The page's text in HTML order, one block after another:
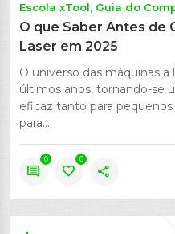
Escola xTool Guia do
O que Saber Antes de
Laser em 2025
O universo das máquinas
últimos anos, tornando-se
eficaz tanto para
para...
comment
0
favorite
0
share